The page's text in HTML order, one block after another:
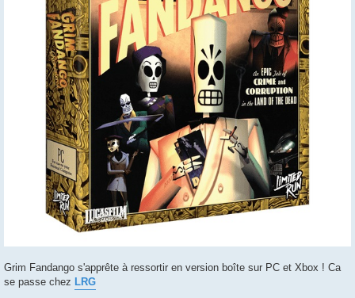
Grim Fandango s'apprête à ressortir en version boîte sur PC et Xbox ! Ca
se passe chez LRG